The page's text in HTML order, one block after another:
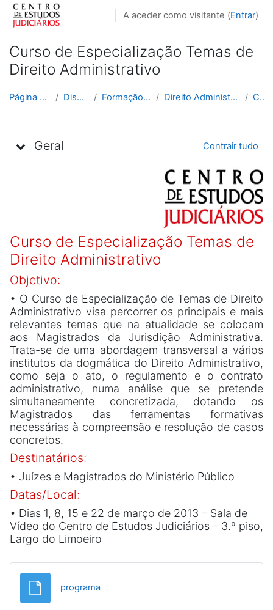
Ir para o conteúdo principal
A aceder como visitante (Entrar)
Curso de Especialização Temas de
Direito Administrativo
Página principal Disciplinas Formação Contínua Direito Administrativo e Fiscal C3_2
Geral Contrair tudo
Curso de Especialização Temas de
Direito Administrativo
Objetivo:
• O Curso de Especialização de Temas de Direito
Administrativo visa percorrer os principais e mais
relevantes temas que na atualidade se colocam
aos Magistrados da Jurisdição Administrativa.
Trata-se de uma abordagem transversal a vários
institutos da dogmática do Direito Administrativo,
como seja o ato, o regulamento e o contrato
administrativo, numa análise que se pretende
simultaneamente concretizada, dotando os
Magistrados das ferramentas formativas
necessárias à compreensão e resolução de casos
concretos.
Destinatários:
• Juízes e Magistrados do Ministério Público
Datas/Local:
• Dias 1, 8, 15 e 22 de março de 2013 – Sala de
Vídeo do Centro de Estudos Judiciários – 3.º piso,
Largo do Limoeiro
programaFicheiro